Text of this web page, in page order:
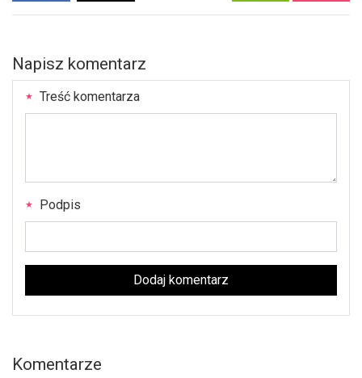
Napisz komentarz
Treść komentarza
Podpis
Dodaj komentarz
Komentarze